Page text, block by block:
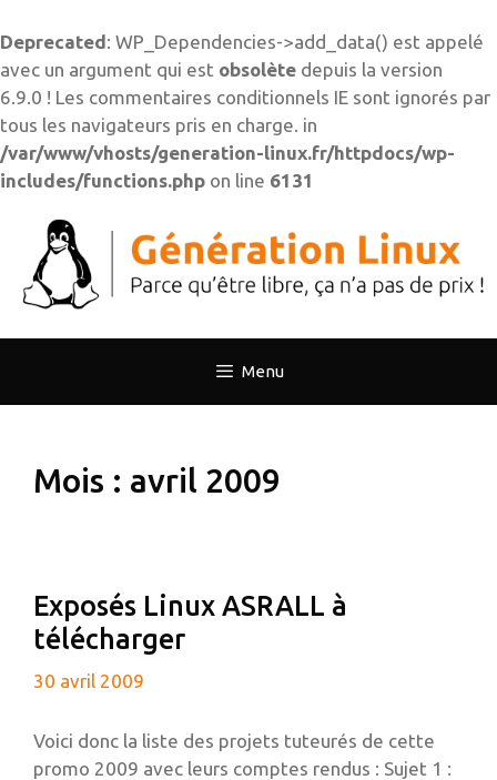
Deprecated: WP_Dependencies->add_data() est appelé
avec un argument qui est obsolète depuis la version
6.9.0 ! Les commentaires conditionnels IE sont ignorés par
tous les navigateurs pris en charge. in
/var/www/vhosts/generation-linux.fr/httpdocs/wp-
includes/functions.php on line 6131
contenu
Menu
Mois : avril 2009
Exposés Linux ASRALL à
télécharger
30 avril 2009
Voici donc la liste des projets tuteurés de cette
promo 2009 avec leurs comptes rendus : Sujet 1 :